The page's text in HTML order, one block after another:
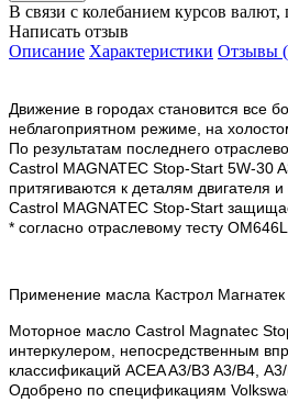
В связи с колебанием курсов
Написать отзыв
Описание Характеристики Отзывы
Движение в городах становится все
неблагоприятном режиме, на
По результатам последнего
Castrol MAGNATEC Stop-Start 5W-30
притягиваются к деталям
Castrol MAGNATEC Stop-Start
* согласно отраслевому тесту
Применение масла Кастрол
Моторное масло Castrol Magnatec
интеркулером, непосредственным
классификаций ACEA A3/B3 A3/B4,
Одобрено по спецификациям